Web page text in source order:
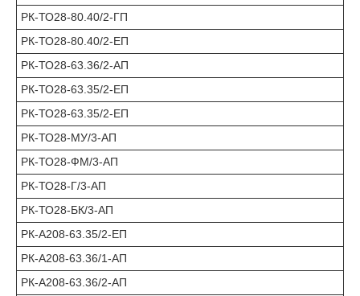
РК-ТО28-80.40/2-ГП
РК-ТО28-80.40/2-ЕП
РК-ТО28-63.36/2-АП
РК-ТО28-63.35/2-ЕП
РК-ТО28-63.35/2-ЕП
РК-ТО28-МУ/3-АП
РК-ТО28-ФМ/3-АП
РК-ТО28-Г/3-АП
РК-ТО28-БК/3-АП
РК-А208-63.35/2-ЕП
РК-А208-63.36/1-АП
РК-А208-63.36/2-АП